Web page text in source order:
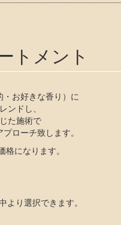
トメント
お好きな香り）に
ンドし、
た施術で
ローチ致します。
になります。
り選択できます。